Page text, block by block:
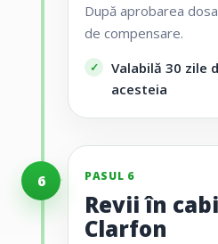
După aprobarea
de compensare.
Valabilă 30 zile
acesteia
6 PASUL 6
Revii în
Clarfon